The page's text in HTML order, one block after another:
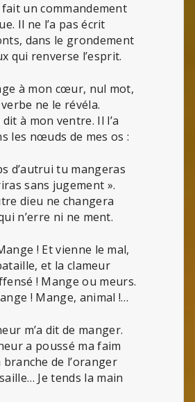
fait un commandement
Il ne l’a pas écrit
dans le grondement
qui renverse l’esprit.
à mon cœur, nul mot,
ne le révéla.
dit à mon ventre. Il l’a
les nœuds de mes os :
d’autrui tu mangeras
sans jugement ».
dieu ne changera
n’erre ni ne ment.
! Et vienne le mal,
et la clameur
! Mange ou meurs.
! Mange, animal !…
m’a dit de manger.
a poussé ma faim
branche de l’oranger
Je tends la main